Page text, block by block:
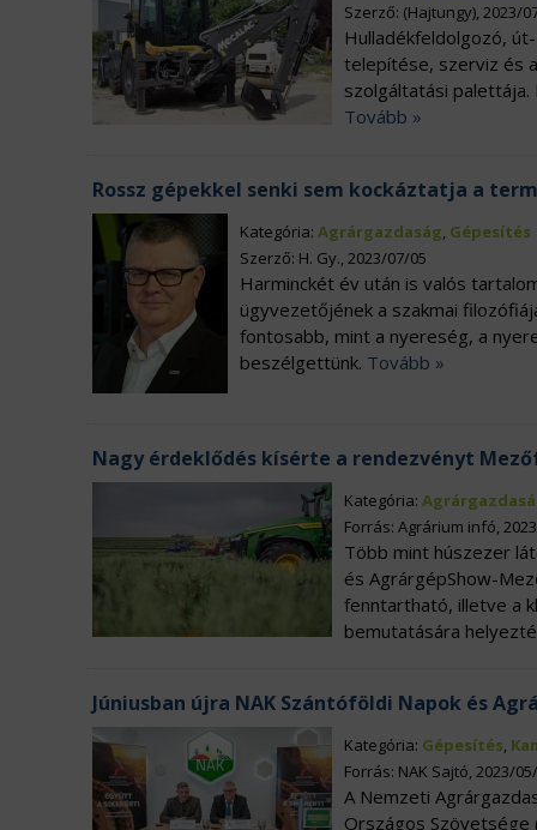
Szerző: (Hajtungy), 2023/
Hulladékfeldolgozó,
telepítése, szerviz és
szolgáltatási
Tovább »
Rossz gépekkel senki sem kockáztatja a
Kategória:Agrárgazdaság, Gépesítés
Szerző: H. Gy., 2023/07/05
Harminckét év után is valós
ügyvezetőjének a szakmai
fontosabb, mint a nyereség, a
beszélgettünk. Tovább »
Nagy érdeklődés kísérte a rendezvényt
Kategória:
Forrás: Agrárium infó,
Több mint húszezer
és AgrárgépShow-
fenntartható, illetve a
bemutatására
Júniusban újra NAK Szántóföldi Napok és
Kategória: Gépesítés,
Forrás: NAK Sajtó, 2023/
A Nemzeti
Országos Szövetsége